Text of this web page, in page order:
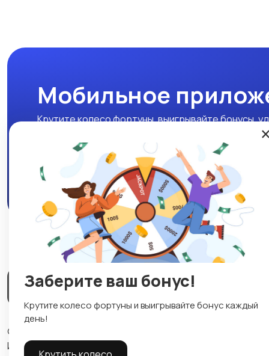
Мобильное
Крутите колесо фортуны, выигрывайте бонусы,
Скачать APK
Магазины Блог О нас Служба поддержки
© 2026 Lavizon
ИНН 592109881601
×
Заберите ваш бонус!
Крутите колесо фортуны и выигрывайте бонус каждый
день!